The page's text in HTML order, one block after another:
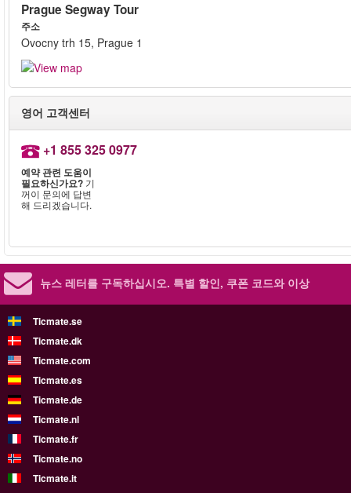
Prague Segway Tour
주소
Ovocny trh 15, Prague 1
영어 고객센터
+1 855 325 0977
예약 관련 도움이
필요하신가요? 기
꺼이 문의에 답변
해 드리겠습니다.
뉴스 레터를 구독하십시오. 특별 할인, 쿠폰 코드와 이상
Ticmate.se
Ticmate.dk
Ticmate.com
Ticmate.es
Ticmate.de
Ticmate.nl
Ticmate.fr
Ticmate.no
Ticmate.it